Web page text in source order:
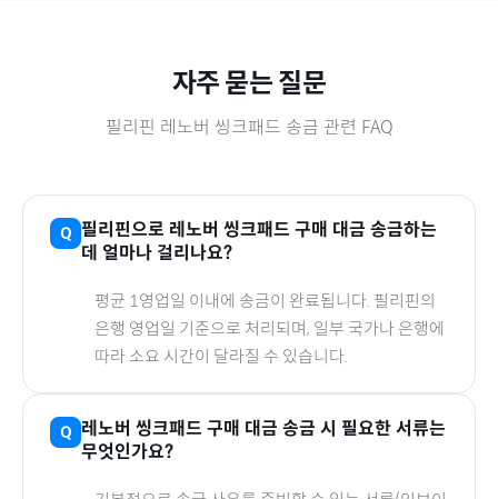
자주 묻는 질문
필리핀 레노버 씽크패드 송금 관련 FAQ
필리핀으로 레노버 씽크패드 구매 대금 송금하는
데 얼마나 걸리나요?
평균 1영업일 이내에 송금이 완료됩니다. 필리핀의
은행 영업일 기준으로 처리되며, 일부 국가나 은행에
따라 소요 시간이 달라질 수 있습니다.
레노버 씽크패드 구매 대금 송금 시 필요한 서류는
무엇인가요?